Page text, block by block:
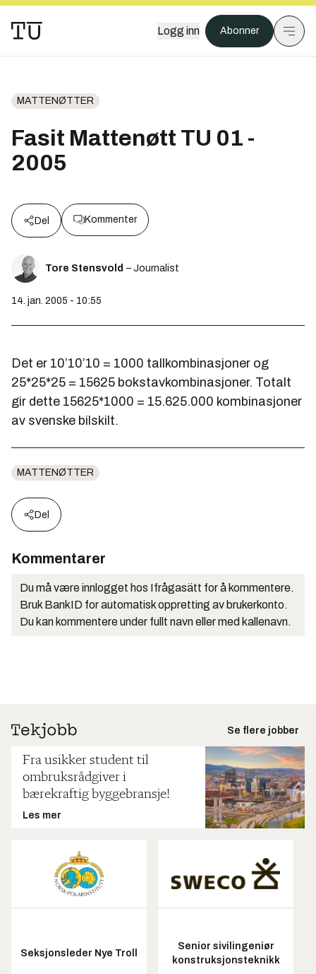
Logg inn Abonner
MATTENØTTER
Fasit Mattenøtt TU 01 -
2005
Del Kommenter
Tore Stensvold – Journalist
14. jan. 2005 - 10:55
Det er 10’10’10 = 1000 tallkombinasjoner og
25*25*25 = 15625 bokstavkombinasjoner. Totalt
gir dette 15625*1000 = 15.625.000 kombinasjoner
av svenske bilskilt.
MATTENØTTER
Del
Kommentarer
Du må være innlogget hos Ifrågasätt for å kommentere.
Bruk BankID for automatisk oppretting av brukerkonto.
Du kan kommentere under fullt navn eller med kallenavn.
Se flere jobber
Fra usikker student til
ombruksrådgiver i
bærekraftig byggebransje!
Les mer
Seksjonsleder Nye Troll
Senior sivilingeniør
konstruksjonsteknikk